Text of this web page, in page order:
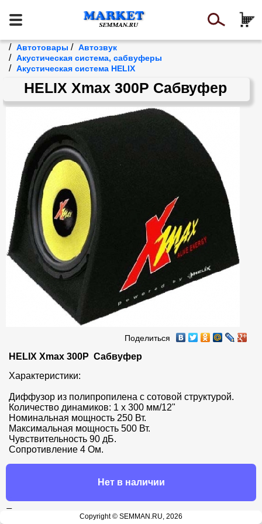
/ Автотовары / Автозвук
/ Акустическая система, сабвуферы
/ Акустическая система HELIX
HELIX Xmax 300P Сабвуфер
Поделиться
HELIX Xmax 300P  Сабвуфер
Характеристики:
Диффузор из полипропилена с сотовой структурой.
Количество динамиков: 1 х 300 мм/12"
Номинальная мощность 250 Вт.
Максимальная мощность 500 Вт.
Чувствительность 90 дБ.
Сопротивление 4 Ом.
Нет в наличии
Продавец:
Copyright © SEMMAN.RU, 2026